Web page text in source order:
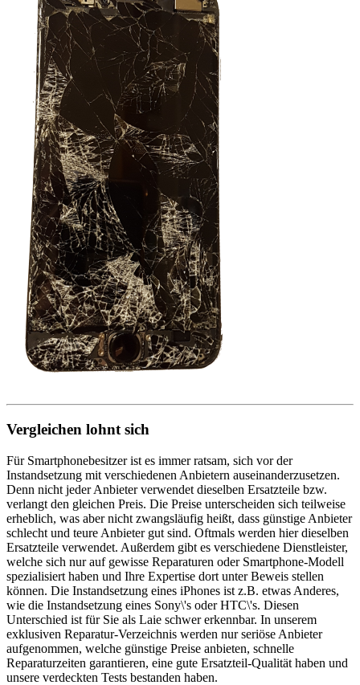
Vergleichen lohnt sich
Für Smartphonebesitzer ist es immer ratsam, sich vor der
Instandsetzung mit verschiedenen Anbietern auseinanderzusetzen.
Denn nicht jeder Anbieter verwendet dieselben Ersatzteile bzw.
verlangt den gleichen Preis. Die Preise unterscheiden sich teilweise
erheblich, was aber nicht zwangsläufig heißt, dass günstige Anbieter
schlecht und teure Anbieter gut sind. Oftmals werden hier dieselben
Ersatzteile verwendet. Außerdem gibt es verschiedene Dienstleister,
welche sich nur auf gewisse Reparaturen oder Smartphone-Modell
spezialisiert haben und Ihre Expertise dort unter Beweis stellen
können. Die Instandsetzung eines iPhones ist z.B. etwas Anderes,
wie die Instandsetzung eines Sony\'s oder HTC\'s. Diesen
Unterschied ist für Sie als Laie schwer erkennbar. In unserem
exklusiven Reparatur-Verzeichnis werden nur seriöse Anbieter
aufgenommen, welche günstige Preise anbieten, schnelle
Reparaturzeiten garantieren, eine gute Ersatzteil-Qualität haben und
unsere verdeckten Tests bestanden haben.